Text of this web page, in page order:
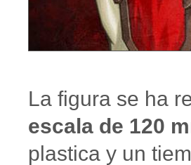
La figura se ha
escala de 120
plastica y un